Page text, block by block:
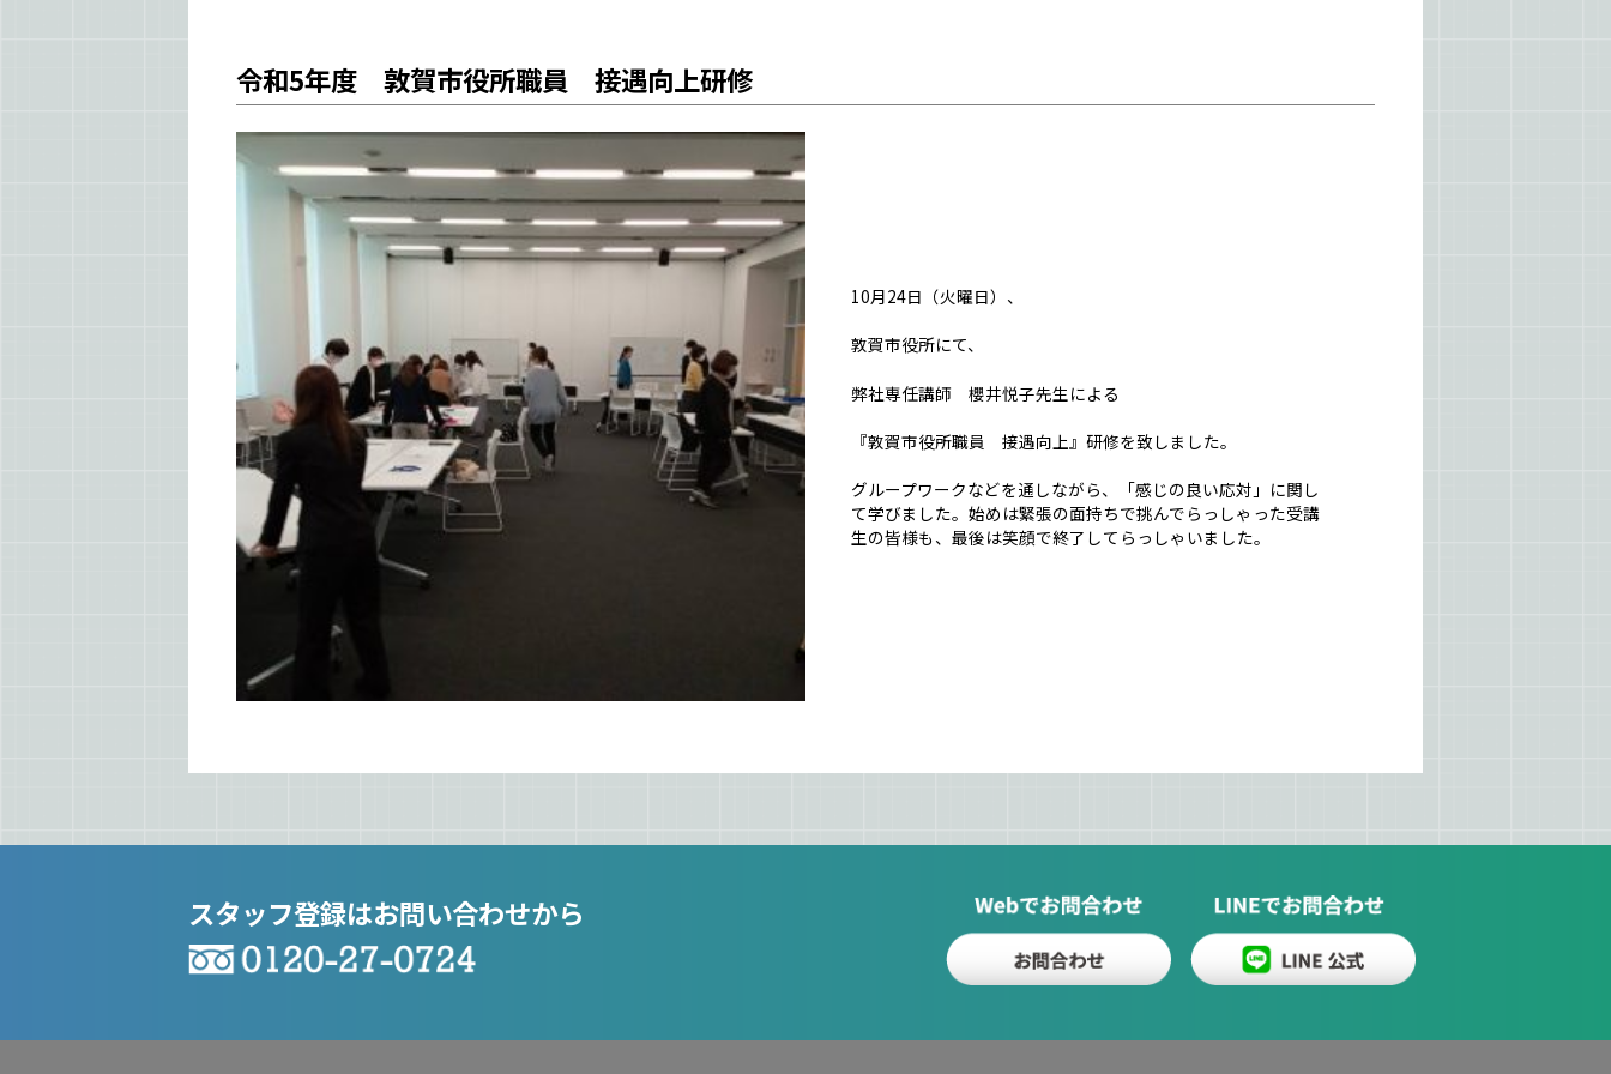
令和5年度 敦賀市役所職員 接遇向上研修
10月24日（火曜日）、
敦賀市役所にて、
弊社専任講師 櫻井悦子先生による
『敦賀市役所職員 接遇向上』研修を致しました。
グループワークなどを通しながら、「感じの良い応対」に関し
て学びました。始めは緊張の面持ちで挑んでらっしゃった受講
生の皆様も、最後は笑顔で終了してらっしゃいました。
スタッフ登録はお問い合わせから